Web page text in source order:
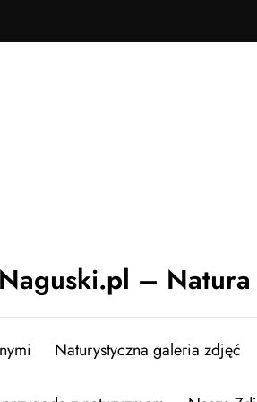
Naguski.pl –
Naturystyczna galeria zdjęć